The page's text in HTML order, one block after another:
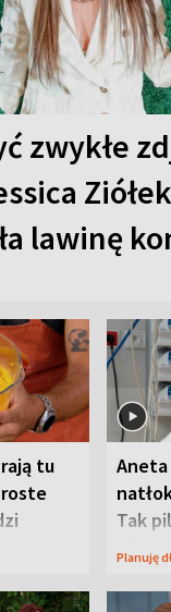
zwykłe
Ziółek
lawinę
tu
Aneta
Tak
wizyt
Planuję